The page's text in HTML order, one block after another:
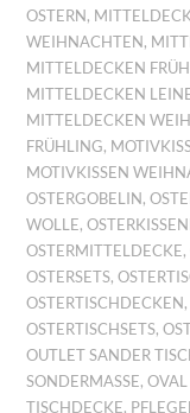
OSTERN,
WEIHNACHTEN,
MITTELDECKEN
MITTELDECKEN
MITTELDECKEN
FRÜHLING,
MOTIVKISSEN
OSTERGOBELIN,
WOLLE,
OSTERMITTELDECKE,
OSTERSETS,
OSTERTISCHDECKEN
OSTERTISCHSETS,
OUTLET SANDER
SONDERMASSE ,
TISCHDECKE,